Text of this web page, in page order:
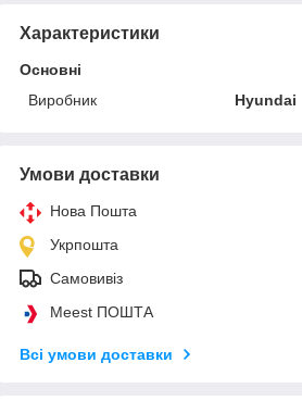
Характеристики
Основні
Виробник
Hyundai
Умови доставки
Нова Пошта
Укрпошта
Самовивіз
Meest ПОШТА
Всі умови доставки